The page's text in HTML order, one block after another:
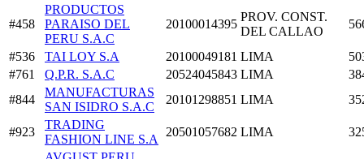
#458
PRODUCTOS
PARAISO DEL
PERU S.A.C
20100014395
PROV. CONST.
DEL CALLAO
#536 TAI LOY S.A 20100049181 LIMA
#761
Q.P.R. S.A.C 20524045843 LIMA
#844
MANUFACTURAS
SAN ISIDRO S.A.C
20101298851 LIMA
#923
TRADING
FASHION LINE S.A
20501057682 LIMA